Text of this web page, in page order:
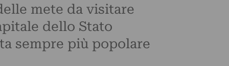
mete da visitare
dello Stato
sempre più popolare